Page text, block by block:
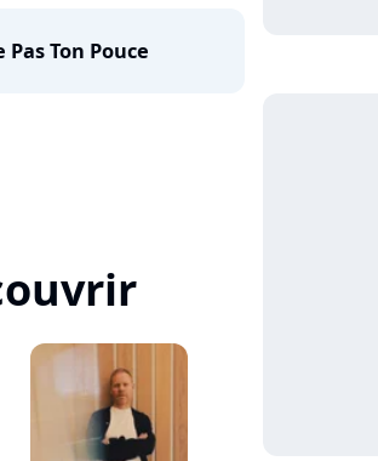
Pas Ton Pouce